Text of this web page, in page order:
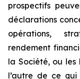
prospectifs
déclarations
opérations,
rendement
la Société, ou les
l’autre de ce qui